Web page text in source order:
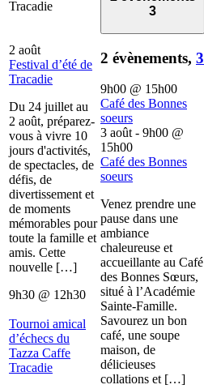
Tracadie
2 août
Festival d’été de
Tracadie
Du 24 juillet au
2 août, préparez-
vous à vivre 10
jours d'activités,
de spectacles, de
défis, de
divertissement et
de moments
mémorables pour
toute la famille et
amis. Cette
nouvelle […]
9h30 @ 12h30
Tournoi amical
d’échecs du
Tazza Caffe
Tracadie
3
2 évènements, 3
9h00 @ 15h00
Café des Bonnes
soeurs
3 août - 9h00 @
15h00
Café des Bonnes
soeurs
Venez prendre une
pause dans une
ambiance
chaleureuse et
accueillante au Café
des Bonnes Sœurs,
situé à l’Académie
Sainte-Famille.
Savourez un bon
café, une soupe
maison, de
délicieuses
collations et […]